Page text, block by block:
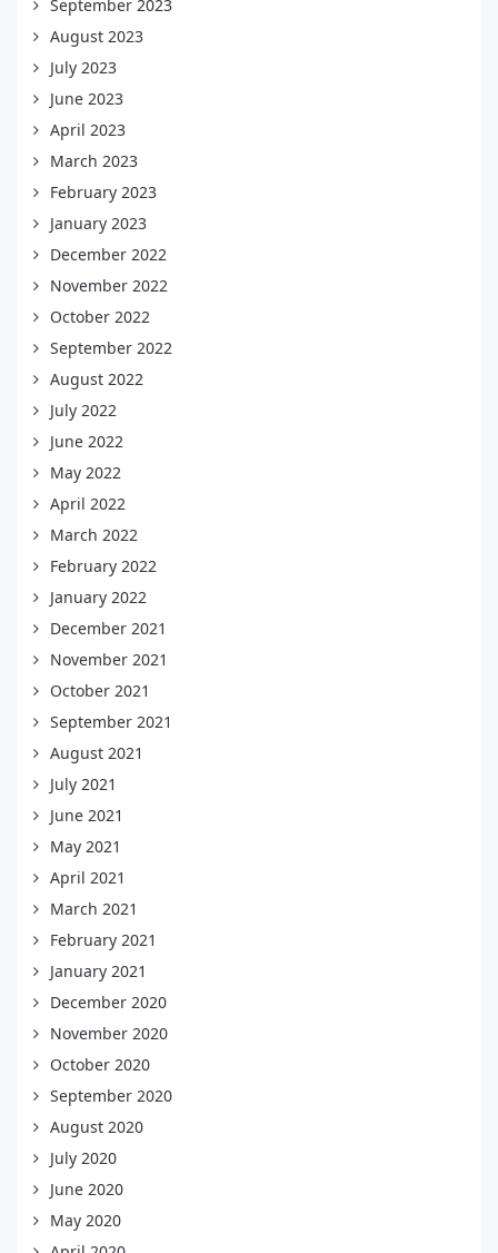
September 2023
August 2023
July 2023
June 2023
April 2023
March 2023
February 2023
January 2023
December 2022
November 2022
October 2022
September 2022
August 2022
July 2022
June 2022
May 2022
April 2022
March 2022
February 2022
January 2022
December 2021
November 2021
October 2021
September 2021
August 2021
July 2021
June 2021
May 2021
April 2021
March 2021
February 2021
January 2021
December 2020
November 2020
October 2020
September 2020
August 2020
July 2020
June 2020
May 2020